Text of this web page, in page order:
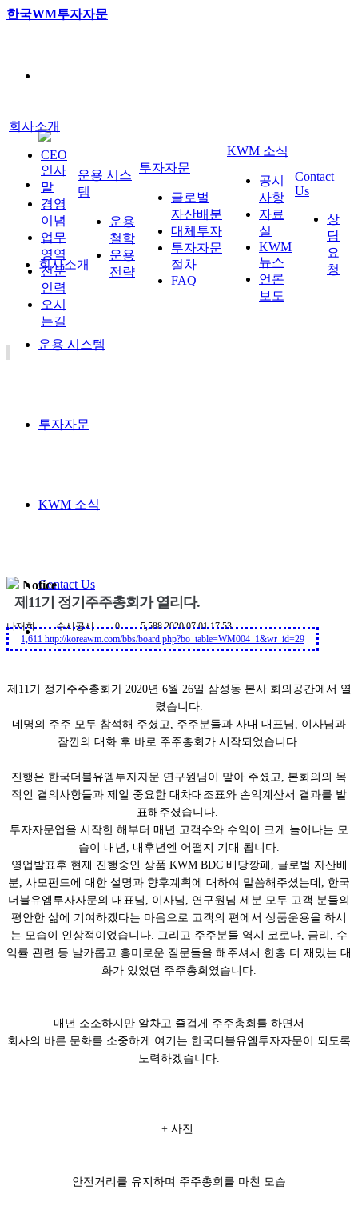
한국WM투자자문
회사소개
운용 시스템
투자자문
KWM 소식
Contact Us
회사소개
CEO
인사
말
경영
이념
업무
영역
전문
인력
오시
는길
운용 시스
템
운용
철학
운용
전략
투자자문
글로벌
자산배분
대체투자
투자자문
절차
FAQ
KWM 소식
공시
사항
자료
실
KWM
뉴스
언론
보도
Contact
Us
상
담
요
청
Notice
제11기 정기주주총회가 열리다.
나재희 수시공시 0 5,5882020.07.01 17:53
1,611 http://koreawm.com/bbs/board.php?bo_table=WM004_1&wr_id=29
제11기 정기주주총회가 2020년 6월 26일 삼성동 본사 회의공간에서 열
렸습니다.
네명의 주주 모두 참석해 주셨고, 주주분들과 사내 대표님, 이사님과
잠깐의 대화 후 바로 주주총회가 시작되었습니다.
진행은 한국더블유엠투자자문 연구원님이 맡아 주셨고, 본회의의 목
적인 결의사항들과 제일 중요한 대차대조표와 손익계산서 결과를 발
표해주셨습니다.
투자자문업을 시작한 해부터 매년 고객수와 수익이 크게 늘어나는 모
습이 내년, 내후년엔 어떨지 기대 됩니다.
영업발표후 현재 진행중인 상품 KWM BDC 배당깡패, 글로벌 자산배
분, 사모펀드에 대한 설명과 향후계획에 대하여 말씀해주셨는데, 한국
더블유엠투자자문의 대표님, 이사님, 연구원님 세분 모두 고객 분들의
평안한 삶에 기여하겠다는 마음으로 고객의 편에서 상품운용을 하시
는 모습이 인상적이었습니다. 그리고 주주분들 역시 코로나, 금리, 수
익률 관련 등 날카롭고 흥미로운 질문들을 해주셔서 한층 더 재밌는 대
화가 있었던 주주총회였습니다.
매년 소소하지만 알차고 즐겁게 주주총회를 하면서
회사의 바른 문화를 소중하게 여기는 한국더블유엠투자자문이 되도록
노력하겠습니다.
+ 사진
안전거리를 유지하며 주주총회를 마친 모습